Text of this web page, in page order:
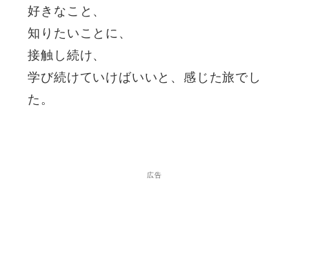
好きなこと、
知りたいことに、
接触し続け、
学び続けていけばいいと、感じた旅でし
た。
広告